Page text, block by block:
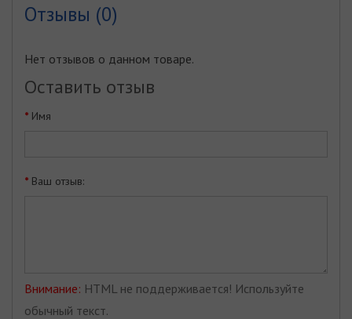
Отзывы (0)
Нет отзывов о данном товаре.
Оставить отзыв
Имя
Ваш отзыв:
Внимание: HTML не поддерживается! Используйте
обычный текст.